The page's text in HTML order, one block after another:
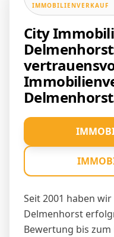
IMMOBILIENVERKAUF
City
Seit 2001 haben
Delmenhorst
Bewertung bis